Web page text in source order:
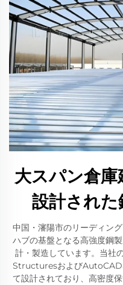
大スパン倉
設計された
中国・瀋陽市のリーディン
ハブの基盤となる高強度鋼
計・製造しています。当社
StructuresおよびAutoCAD
て設計されており、高密度